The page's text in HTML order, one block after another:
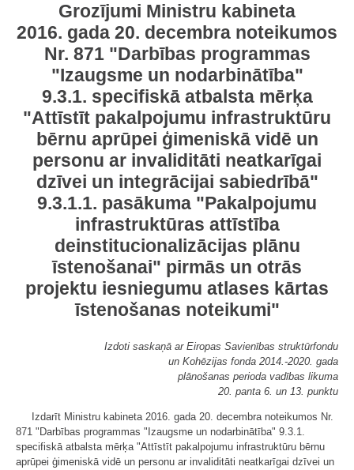
Grozījumi Ministru kabineta
2016. gada 20. decembra noteikumos
Nr. 871 "Darbības programmas
"Izaugsme un nodarbinātība"
9.3.1. specifiskā atbalsta mērķa
"Attīstīt pakalpojumu infrastruktūru
bērnu aprūpei ģimeniskā vidē un
personu ar invaliditāti neatkarīgai
dzīvei un integrācijai sabiedrībā"
9.3.1.1. pasākuma "Pakalpojumu
infrastruktūras attīstība
deinstitucionalizācijas plānu
īstenošanai" pirmās un otrās
projektu iesniegumu atlases kārtas
īstenošanas noteikumi"
Izdoti saskaņā ar Eiropas Savienības struktūrfondu
un Kohēzijas fonda 2014.-2020. gada
plānošanas perioda vadības likuma
20. panta 6. un 13. punktu
Izdarīt Ministru kabineta 2016. gada 20. decembra noteikumos Nr.
871 "Darbības programmas "Izaugsme un nodarbinātība" 9.3.1.
specifiskā atbalsta mērķa "Attīstīt pakalpojumu infrastruktūru bērnu
aprūpei ģimeniskā vidē un personu ar invaliditāti neatkarīgai dzīvei un